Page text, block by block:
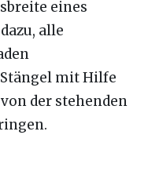
eines
alle
mit Hilfe
der stehenden